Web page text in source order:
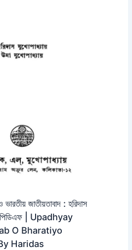
ভারতীয় জাতীয়তাবাদ : হরিদাস
পিডিএফ | Upadhyay
O Bharatiyo
Haridas